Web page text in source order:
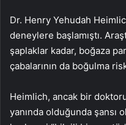
Dr. Henry Yehudah
deneylere başlamıştı.
şaplaklar kadar, boğaza
çabalarının da boğulma
Heimlich, ancak bir
yanında olduğunda şansı